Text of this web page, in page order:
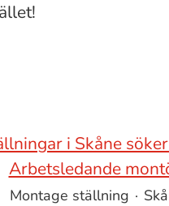
i Skåne
Arbetsledande
Montage ställning ·